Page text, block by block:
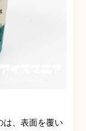
は、表面を覆い